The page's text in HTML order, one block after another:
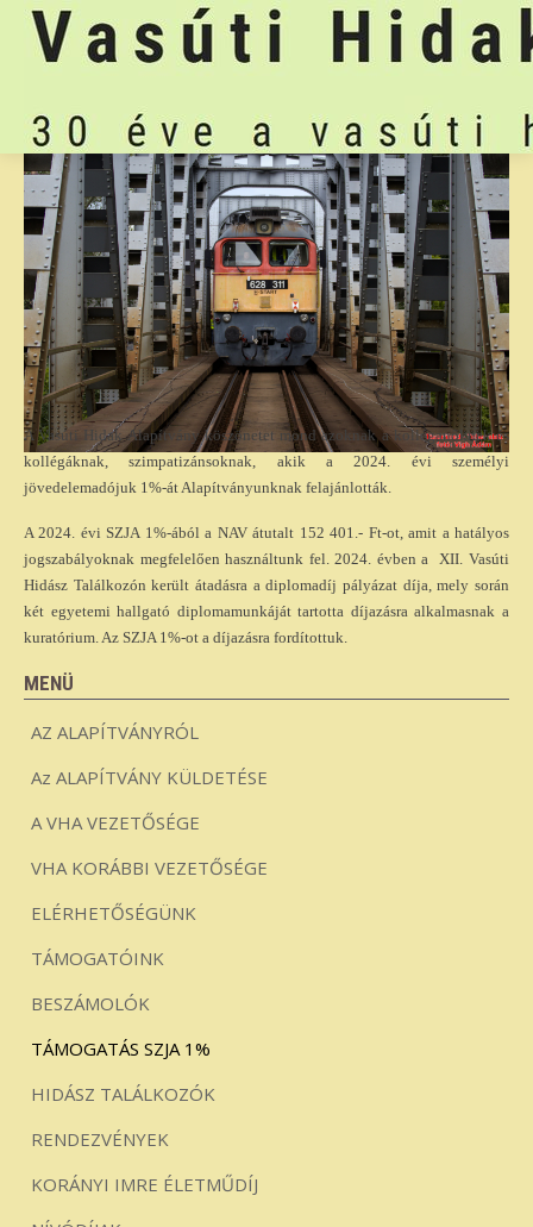
A Vasúti Hidak Alapítvány köszönetet mond azoknak a kolléganőknek és
kollégáknak, szimpatizánsoknak, akik a 2024. évi személyi
jövedelemadójuk 1%-át Alapítványunknak felajánlották.
A 2024. évi SZJA 1%-ából a NAV átutalt 152 401.- Ft-ot, amit a hatályos
jogszabályoknak megfelelően használtunk fel. 2024. évben a XII. Vasúti
Hidász Találkozón került átadásra a diplomadíj pályázat díja, mely során
két egyetemi hallgató diplomamunkáját tartotta díjazásra alkalmasnak a
kuratórium. Az SZJA 1%-ot a díjazásra fordítottuk.
MENÜ
AZ ALAPÍTVÁNYRÓL
Az ALAPÍTVÁNY KÜLDETÉSE
A VHA VEZETŐSÉGE
VHA KORÁBBI VEZETŐSÉGE
ELÉRHETŐSÉGÜNK
TÁMOGATÓINK
BESZÁMOLÓK
TÁMOGATÁS SZJA 1%
HIDÁSZ TALÁLKOZÓK
RENDEZVÉNYEK
KORÁNYI IMRE ÉLETMŰDÍJ